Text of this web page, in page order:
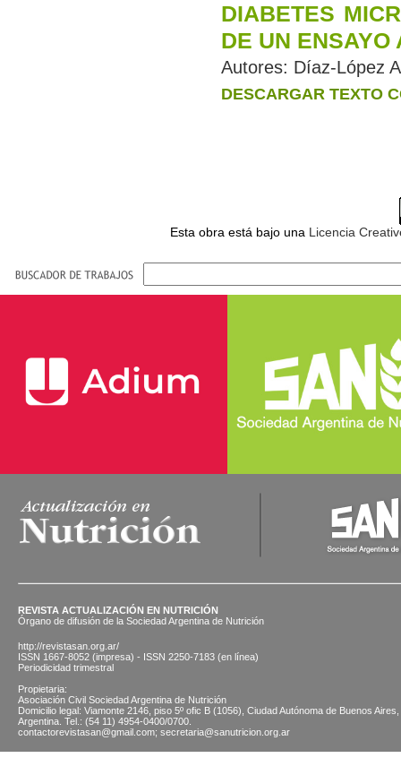
DIABETES
DE UN ENSAYO
Autores: Díaz-López
DESCARGAR TEXTO
Esta obra está bajo una Licencia
REVISTA ACTUALIZACIÓN EN NUTRICIÓN
Órgano de difusión de la Sociedad Argentina de Nutrición
http://revistasan.org.ar/
ISSN 1667-8052 (impresa) - ISSN 2250-7183 (en línea)
Periodicidad trimestral
Propietaria:
Asociación Civil Sociedad Argentina de Nutrición
Domicilio legal: Viamonte 2146, piso 5º ofic B (1056), Ciudad Autónoma de Buenos Aires,
Argentina. Tel.: (54 11) 4954-0400/0700.
contactorevistasan@gmail.com; secretaria@sanutricion.org.ar